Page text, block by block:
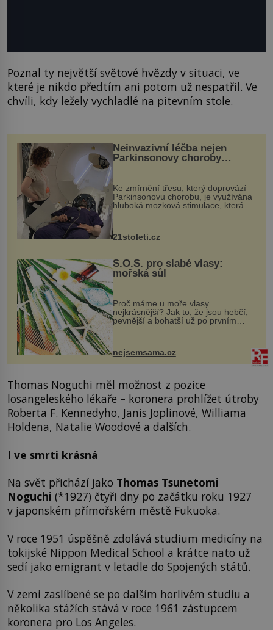
Poznal ty největší světové hvězdy v situaci, ve
které je nikdo předtím ani potom už nespatřil. Ve
chvíli, kdy ležely vychladlé na pitevním stole.
Neinvazivní léčba nejen
Parkinsonovy choroby
Ke zmírnění třesu, který doprovází
Parkinsonovu chorobu, je využívána
hluboká mozková stimulace, která
však vyžaduje vysoce invazivní
zákrok. Ultrazvuk zase není vhodný
k dostatečně přesnému zacílení ...
21stoleti.cz
S.O.S. pro slabé vlasy:
mořská sůl
Proč máme u moře vlasy
nejkrásnější? Jak to, že jsou hebčí,
pevnější a bohatší už po prvním
vlasy. ...
nejsemsama.cz
Thomas Noguchi měl možnost z pozice
losangeleského lékaře – koronera prohlížet útroby
Roberta F. Kennedyho, Janis Joplinové, Williama
Holdena, Natalie Woodové a dalších.
I ve smrti krásná
Na svět přichází jako Thomas Tsunetomi
Noguchi (*1927) čtyři dny po začátku roku 1927
v japonském přímořském městě Fukuoka.
V roce 1951 úspěšně zdolává studium medicíny na
tokijské Nippon Medical School a krátce nato už
sedí jako emigrant v letadle do Spojených států.
V zemi zaslíbené se po dalším horlivém studiu a
několika stážích stává v roce 1961 zástupcem
koronera pro Los Angeles.